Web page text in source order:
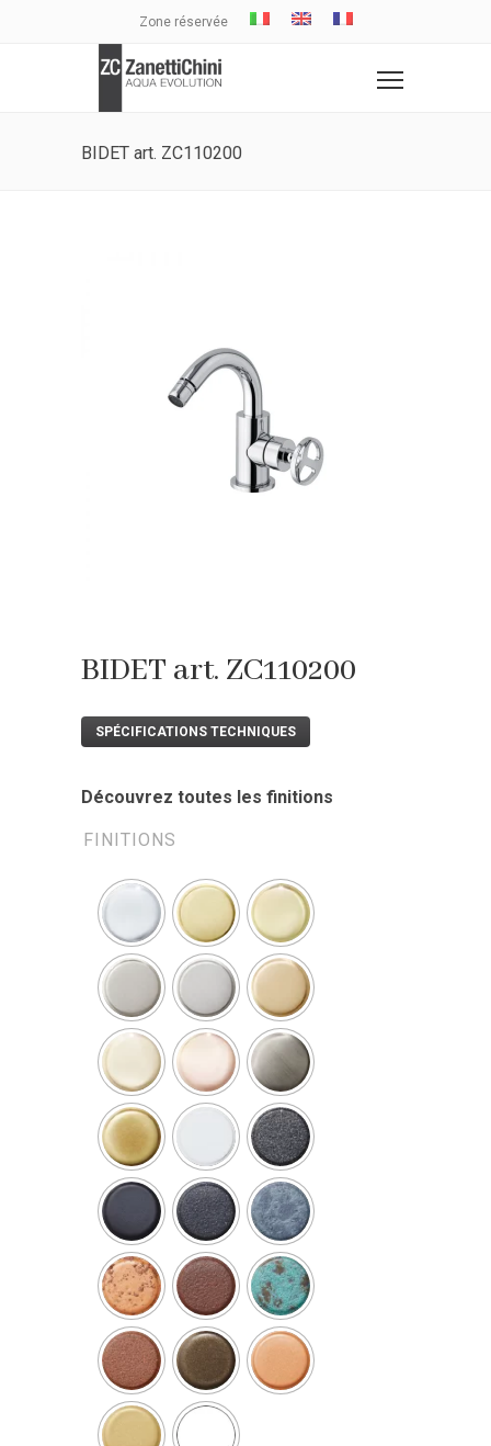
Zone réservée
BIDET art. ZC110200
BIDET art. ZC110200
SPÉCIFICATIONS TECHNIQUES
Découvrez toutes les finitions
FINITIONS